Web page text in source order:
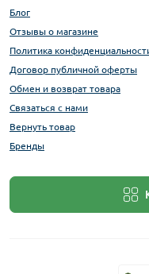
Блог
Отзывы о магазине
Политика
Договор публичной оферты
Обмен и возврат товара
Связаться с нами
Вернуть товар
Бренды